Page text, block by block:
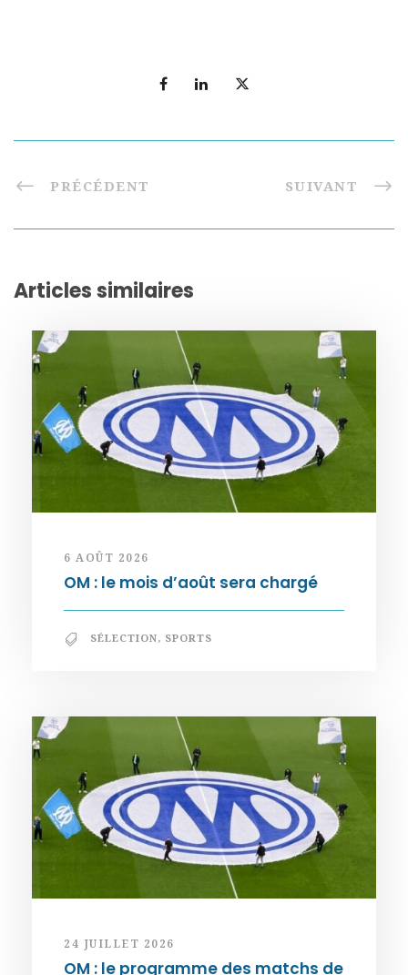
PRÉCÉDENT SUIVANT
Articles similaires
6 AOÛT 2026
OM : le mois d’août sera chargé
SÉLECTION, SPORTS
24 JUILLET 2026
OM : le programme des matchs de